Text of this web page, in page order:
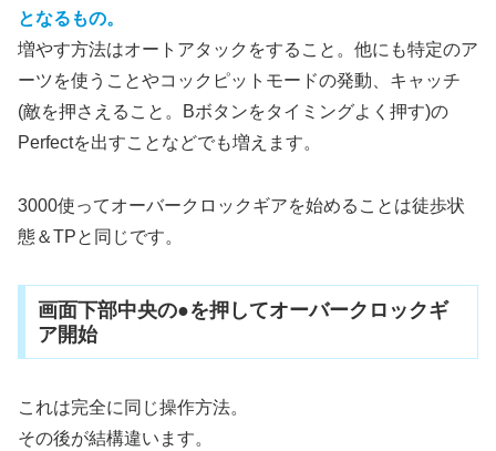
となるもの。
増やす方法はオートアタックをすること。他にも特定のア
ーツを使うことやコックピットモードの発動、キャッチ
(敵を押さえること。Bボタンをタイミングよく押す)の
Perfectを出すことなどでも増えます。
3000使ってオーバークロックギアを始めることは徒歩状
態＆TPと同じです。
画面下部中央の●を押してオーバークロックギ
ア開始
これは完全に同じ操作方法。
その後が結構違います。